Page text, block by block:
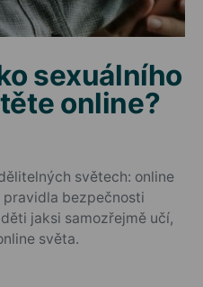
sexuálního
online?
světech: online
pravidla bezpečnosti
jaksi samozřejmě učí,
světa.